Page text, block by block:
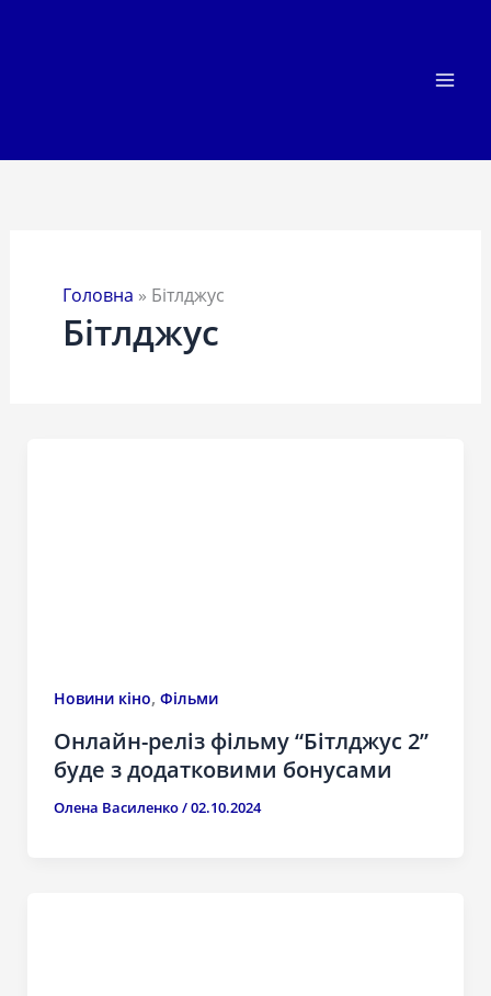
Головна » Бітлджус
Бітлджус
Новини кіно, Фільми
Онлайн-реліз фільму “Бітлджус 2”
буде з додатковими бонусами
Олена Василенко/02.10.2024